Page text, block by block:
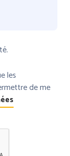
les
de me